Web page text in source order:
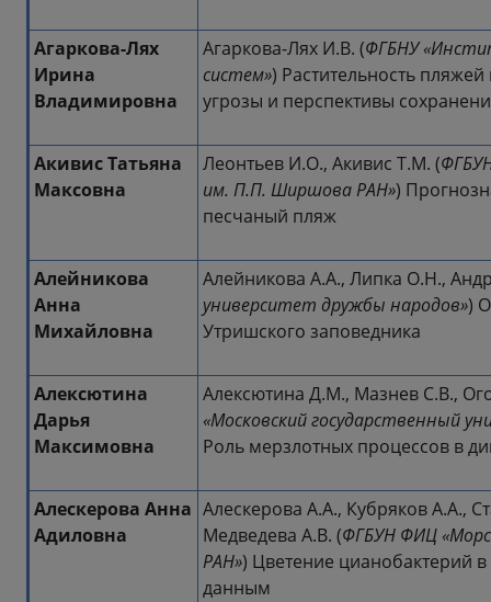
Агаркова-Лях
Ирина
Владимировна
Агаркова-Лях И.В. (ФГБНУ
систем») Растительность
угрозы и перспективы
Акивис Татьяна
Максовна
Леонтьев И.О., Акивис Т.М. (
им. П.П. Ширшова РАН»)
песчаный пляж
Алейникова
Анна
Михайловна
Алейникова А.А., Липка О.Н.,
университет дружбы народов»)
Утришского заповедника
Алексютина
Дарья
Максимовна
Алексютина Д.М., Мазнев С.В.,
«Московский государственный
Роль мерзлотных процессов в
Алескерова Анна
Адиловна
Алескерова А.А., Кубряков А.А.,
Медведева А.В. (ФГБУН ФИЦ
РАН») Цветение цианобактерий
данным